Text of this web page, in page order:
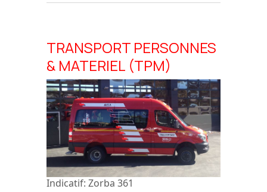
TRANSPORT PERSONNES
& MATERIEL (TPM)
Indicatif: Zorba 361